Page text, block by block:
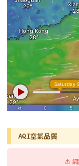
AQI空氣品質
⚠️ 網